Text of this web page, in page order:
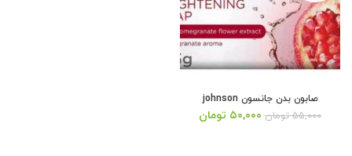
صابون بدن جانسون johnson
۵۵,۰۰۰ تومان قیمت
۵۰,۰۰۰ تومان